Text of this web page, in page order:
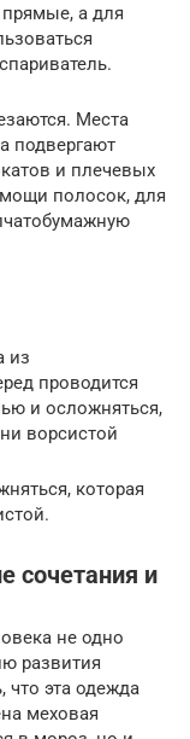
а для
Места
подвергают
и плечевых
полосок, для
из
проводится
и осложняться,
ворсистой
которая
сочетания и
не одно
развития
эта одежда
меховая